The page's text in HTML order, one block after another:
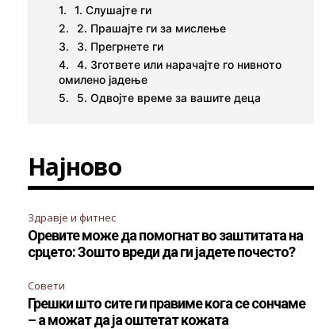
1. Слушајте ги
2. Прашајте ги за мислење
3. Прегрнете ги
4. Згответе или нарачајте го нивното
омилено јадење
5. Одвојте време за вашите деца
Најново
Здравје и фитнес
Оревите може да помогнат во заштитата на
срцето: Зошто вреди да ги јадете почесто?
Совети
Грешки што сите ги правиме кога се сончаме
– а можат да ја оштетат кожата